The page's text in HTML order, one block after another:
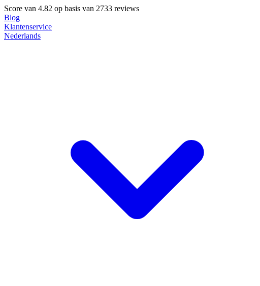
Score van 4.82 op basis van 2733 reviews
Blog
Klantenservice
Nederlands